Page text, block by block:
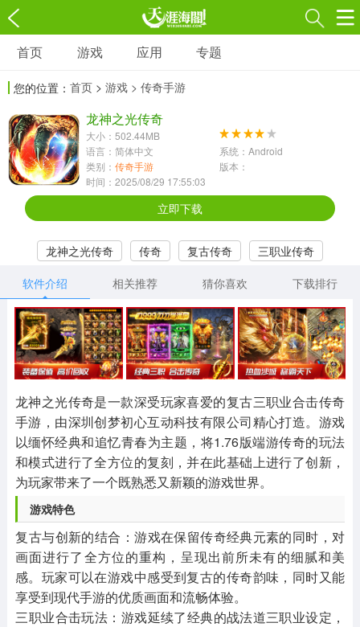
游戏
3697款应用
1597款应用
休闲益智
13387款应用
2196款应用
1072款应用
418款应用
568款应用
音乐舞蹈
269款应用
2716款应用
515款应用
其他
1654款应用
游戏助手
515款应用
MOD游戏
1056款应用
首页 游戏 应用 专题
您的位置： 首页 > 游戏 > 传奇手游
龙神之光传奇
大小：502.44MB
语言：简体中文
系统：Android
类别： 传奇手游
版本：
时间：2025/08/29 17:55:03
立即下载
龙神之光传奇 传奇 复古传奇
三职业传奇
合击传奇
传奇手游
软件介绍 相关推荐 猜你喜欢 下载排行
龙神之光传奇是一款深受玩家喜爱的复古三职业合击传奇
手游，由深圳创梦初心互动科技有限公司精心打造。游戏
以缅怀经典和追忆青春为主题，将1.76版端游传奇的玩法
和模式进行了全方位的复刻，并在此基础上进行了创新，
为玩家带来了一个既熟悉又新颖的游戏世界。
‌游戏特色‌
‌复古与创新的结合‌：游戏在保留传奇经典元素的同时，对
画面进行了全方位的重构，呈现出前所未有的细腻和美
感。玩家可以在游戏中感受到复古的传奇韵味，同时又能
享受到现代手游的优质画面和流畅体验。
‌三职业合击玩法‌：游戏延续了经典的战法道三职业设定，